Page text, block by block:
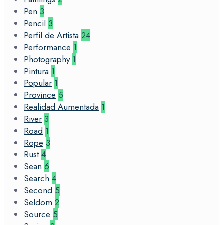
Pen 3
Pencil 3
Perfil de Artista 24
Performance 1
Photography 1
Pintura 1
Popular 1
Province 5
Realidad Aumentada 1
River 3
Road 1
Rope 3
Rust 4
Sean 6
Search 4
Second 5
Seldom 2
Source 5